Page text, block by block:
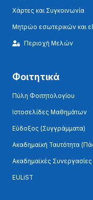
Χάρτες και Συγκοινωνία
Μητρώο εσωτερικών και
Περιοχή Μελών
Φοιτητικά
Πύλη Φοιτητολογίου
Ιστοσελίδες Μαθημάτων
Εύδοξος (Συγγράμματα)
Ακαδημαϊκή Ταυτότητα
Ακαδημαϊκές
EULiST